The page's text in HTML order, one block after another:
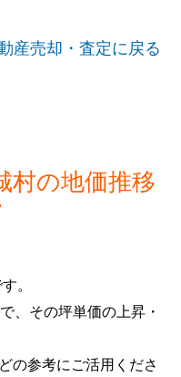
産売却・査定に戻る
村の地価推移
。
、その坪単価の上昇・
の参考にご活用くださ